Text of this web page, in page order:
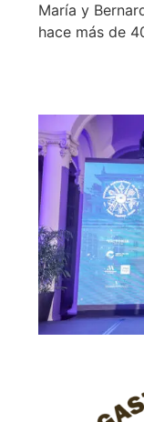
María y
hace más de